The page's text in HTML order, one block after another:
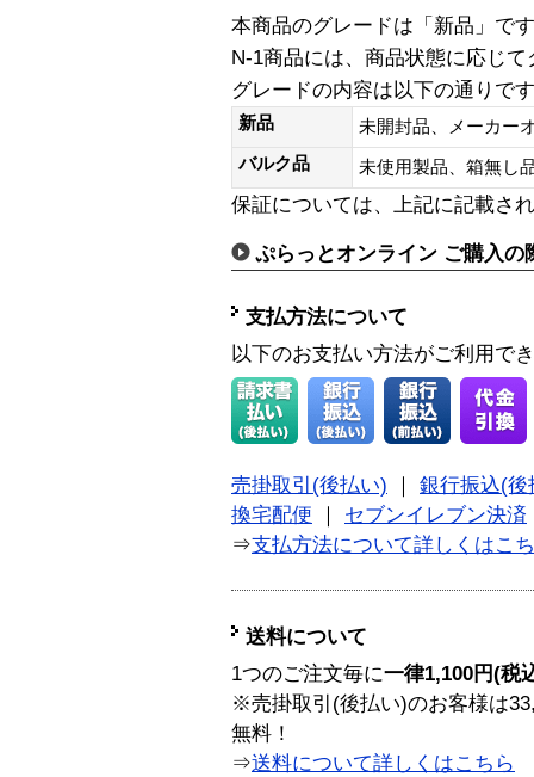
本商品のグレードは「新品」です
N-1商品には、商品状態に応じ
グレードの内容は以下の通りで
新品
未開封品、メーカー
バルク品
未使用製品、箱無
保証については、上記に記載さ
ぷらっとオンライン ご購入の
支払方法について
以下のお支払い方法がご利用で
売掛取引(後払い)
銀行振込(後
換宅配便
セブンイレブン決済
⇒支払方法について詳しくはこ
送料について
1つのご注文毎に一律1,100円(税
※売掛取引(後払い)のお客様は
無料！
⇒送料について詳しくはこちら